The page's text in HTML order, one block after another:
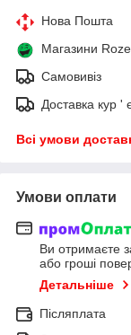
Нова Пошта
Магазини
Самовивіз
Доставка кур '
Всі умови
Умови оплати
Ви отримаєте
або гроші
Детальніше
Післяплата